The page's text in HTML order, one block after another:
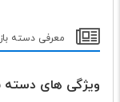
معرفی دسته بازی پلی